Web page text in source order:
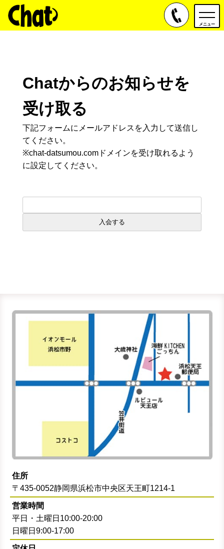
toggle
メニュー
Chatからのお知らせを
受け取る
下記フォームにメールアドレスを入力して送信し
てください。
※chat-datsumou.comドメインを受け取れるよう
に設定してください。
住所
〒435-0052静岡県浜松市中央区天王町1214-1
営業時間
平日・土曜日10:00-20:00
日曜日9:00-17:00